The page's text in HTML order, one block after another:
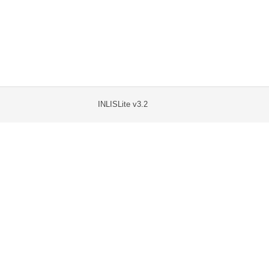
INLISLite v3.2